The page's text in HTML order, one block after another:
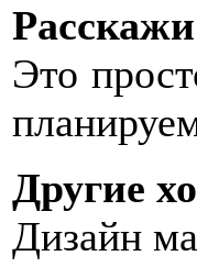
Это
Другие
Дизайн